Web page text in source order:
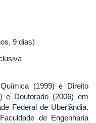
9 dias)
(1999) e Direito
e Doutorado (2006) em
Federal de Uberlândia.
de Engenharia